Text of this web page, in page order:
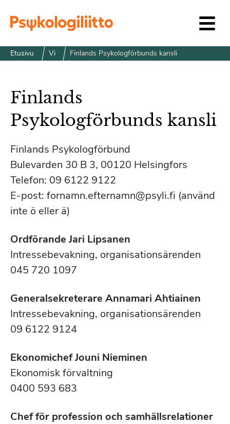
Etusivu Vi Finlands Psykologförbunds kansli
Finlands
Psykologförbunds kansli
Finlands Psykologförbund
Bulevarden 30 B 3, 00120 Helsingfors
Telefon: 09 6122 9122
E-post: fornamn.efternamn@psyli.fi (använd
inte ö eller ä)
Ordförande Jari Lipsanen
Intressebevakning, organisationsärenden
045 720 1097
Generalsekreterare Annamari Ahtiainen
Intressebevakning, organisationsärenden
09 6122 9124
Ekonomichef Jouni Nieminen
Ekonomisk förvaltning
0400 593 683
Chef för profession och samhällsrelationer